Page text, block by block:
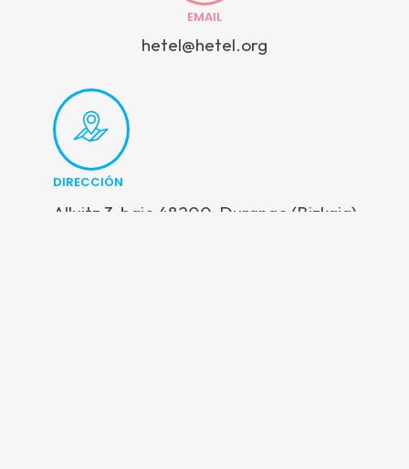
EMAIL
hetel@hetel.org
DIRECCIÓN
Alluitz 3, bajo 48200, Durango (Bizkaia)